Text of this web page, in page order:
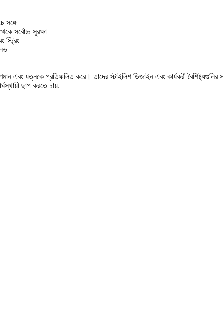
সঙ্গে
সর্বোচ্চ সুরক্ষা
স্ট্রিং
এবং যত্নকে প্রতিফলিত করে। তাদের স্টাইলিশ ডিজাইন এবং কার্যকরী বৈশিষ্ট্যগুলির
ছাপ করতে চায়.